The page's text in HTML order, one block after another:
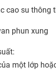
cao su thông
phun xung
một lớp